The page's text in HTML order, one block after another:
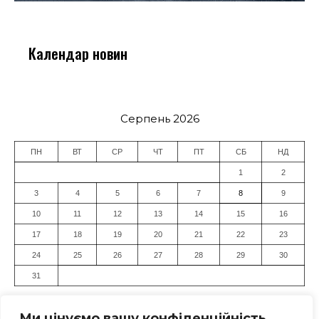
Календар новин
Серпень 2026
ПН ВТ СР ЧТ ПТ СБ НД
1 2
3 4 5 6 7 8 9
10 11 12 13 14 15 16
17 18 19 20 21 22 23
24 25 26 27 28 29 30
31